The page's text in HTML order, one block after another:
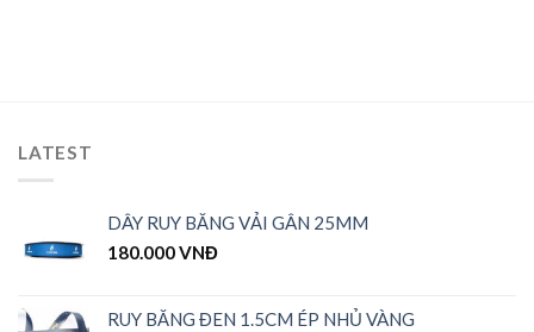
LATEST
DÂY RUY BĂNG VẢI GÂN 25MM
180.000VNĐ
RUY BĂNG ĐEN 1.5CM ÉP NHỦ VÀNG